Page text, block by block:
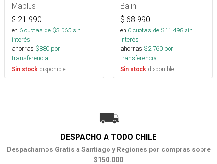
Maplus
$ 21.990
en 6cuotas de $3.665sin
interés
ahorras $880 por
transferencia.
Sin stock disponible
Balin
$ 68.990
en 6cuotas de $11.498sin
interés
ahorras $2.760 por
transferencia.
Sin stock disponible
DESPACHO A TODO CHILE
Despachamos Gratis a Santiago y Regiones por compras sobre
$150.000